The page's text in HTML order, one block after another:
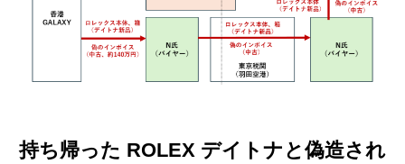
持ち帰った ROLEX デイトナと偽造され